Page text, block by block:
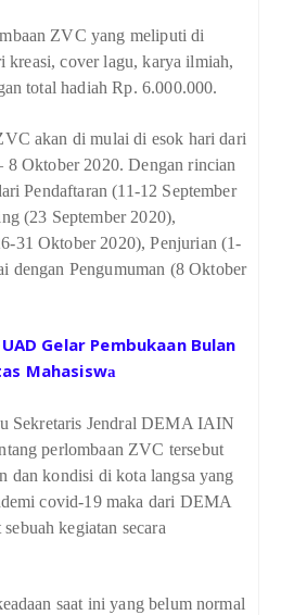
ZVC yang meliputi di
kreasi, cover lagu, karya ilmiah,
total hadiah Rp. 6.000.000.
akan di mulai di esok hari dari
8 Oktober 2020.Dengan rincian
Pendaftaran (11-12 September
(23 September 2020),
31 Oktober 2020), Penjurian (1-
dengan Pengumuman (8 Oktober
Gelar Pembukaan Bulan
Mahasiswa
Sekretaris Jendral DEMA IAIN
perlombaan ZVC tersebut
dan kondisi di kota langsa yang
covid-19 maka dari DEMA
kegiatan secara
saat ini yang belum normal